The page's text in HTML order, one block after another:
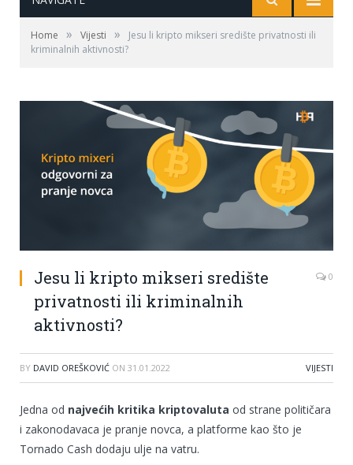
Home » Vijesti »
Jesu li kripto mikseri središte privatnosti ili
kriminalnih aktivnosti?
Jesu li kripto mikseri središte
privatnosti ili kriminalnih
aktivnosti?
0
BY DAVID OREŠKOVIĆ ON 31.01.2022 VIJESTI
Jedna od najvećih kritika kriptovaluta od strane političara
i zakonodavaca je pranje novca, a platforme kao što je
Tornado Cash dodaju ulje na vatru.